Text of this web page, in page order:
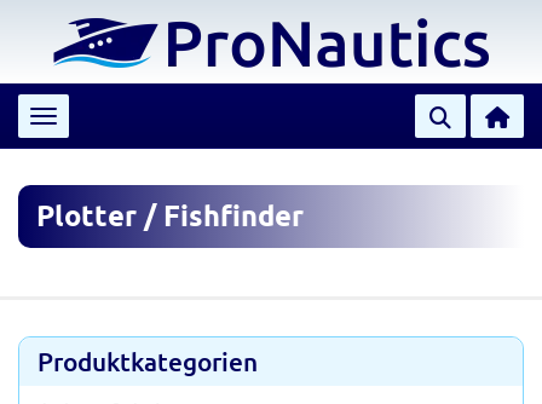
Toggle navigation
Plotter / Fishfinder
Produktkategorien